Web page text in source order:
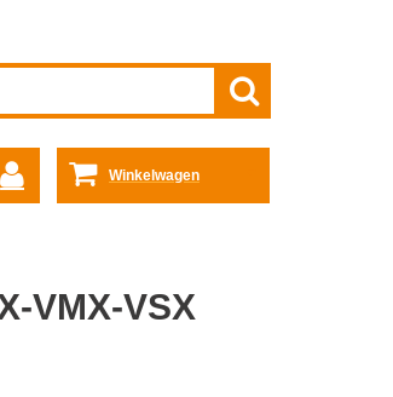
Winkelwagen
VMX-VSX